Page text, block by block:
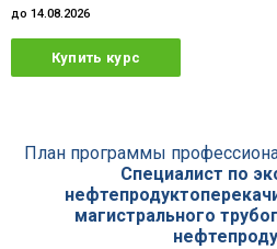
до 14.08.2026
Купить курс
План программы
Специалист по
магистрального